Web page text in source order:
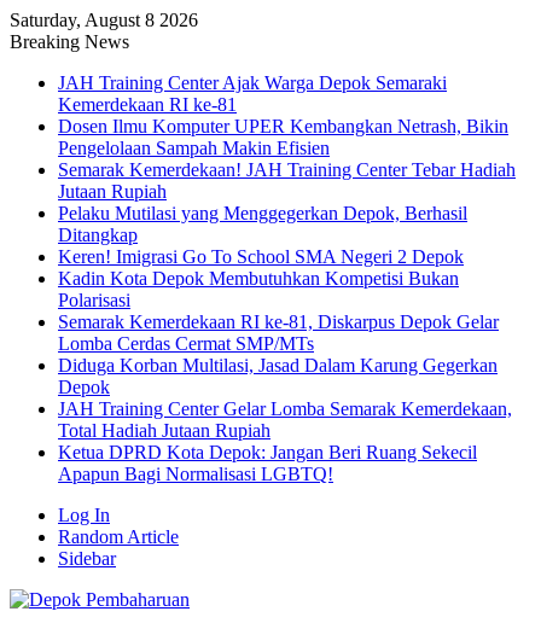
Saturday, August 8 2026
Breaking News
JAH Training Center Ajak Warga Depok Semaraki
Kemerdekaan RI ke-81
Dosen Ilmu Komputer UPER Kembangkan Netrash, Bikin
Pengelolaan Sampah Makin Efisien
Semarak Kemerdekaan! JAH Training Center Tebar Hadiah
Jutaan Rupiah
Pelaku Mutilasi yang Menggegerkan Depok, Berhasil
Ditangkap
Keren! Imigrasi Go To School SMA Negeri 2 Depok
Kadin Kota Depok Membutuhkan Kompetisi Bukan
Polarisasi
Semarak Kemerdekaan RI ke-81, Diskarpus Depok Gelar
Lomba Cerdas Cermat SMP/MTs
Diduga Korban Multilasi, Jasad Dalam Karung Gegerkan
Depok
JAH Training Center Gelar Lomba Semarak Kemerdekaan,
Total Hadiah Jutaan Rupiah
Ketua DPRD Kota Depok: Jangan Beri Ruang Sekecil
Apapun Bagi Normalisasi LGBTQ!
Log In
Random Article
Sidebar